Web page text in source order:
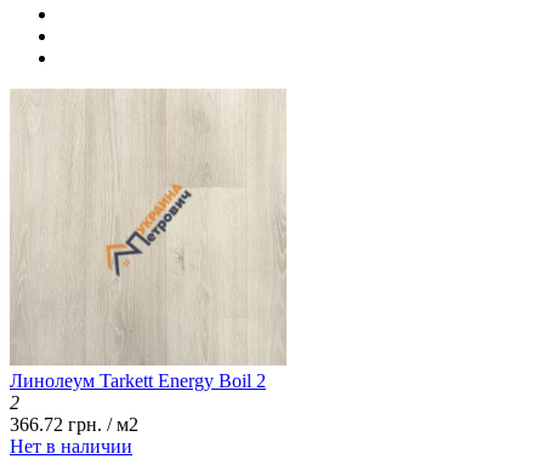
Линолеум Tarkett Energy Boil 2
2
366.72 грн. / м2
Нет в наличии